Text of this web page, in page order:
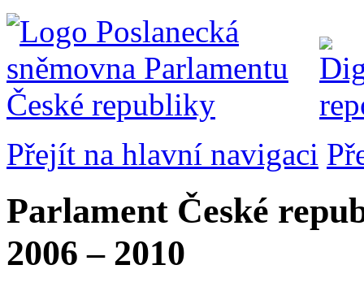
Přejít na hlavní navigaci
Parlament České
2006 – 2010